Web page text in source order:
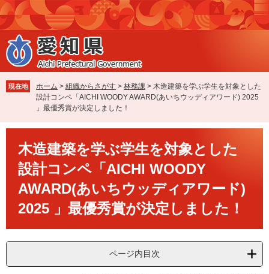
ペ
ー
ジ
の
先
で
す
メ
ニ
ュ
ー
を
ば
し
現在地 ホーム > 組織からさがす > 林務課 > 木造建築を学ぶ学生を対象とした
設計コンペ「AICHI WOODY AWARD(あいちウッディアワード) 2025
」最優秀賞が決定しました！
木造建築を学ぶ学生を対象とした
設計コンペ「AICHI WOODY
AWARD(あいちウッディアワード)
2025 」最優秀賞が決定しました！
ページ内目次